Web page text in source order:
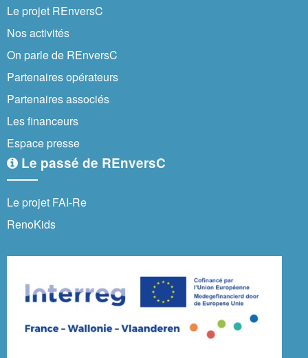
Le projet REnversC
Nos activités
On parle de REnversC
Partenaires opérateurs
Partenaires associés
Les financeurs
Espace presse
Le passé de REnversC
Le projet FAI-Re
RenoKids